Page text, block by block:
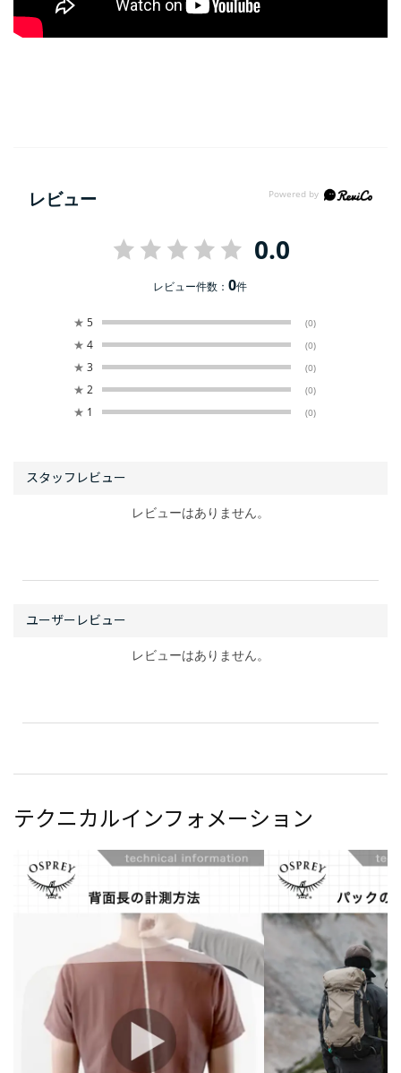
レビュー
0.0
レビュー件数：0件
★ 5 (0)
★ 4 (0)
★ 3 (0)
★ 2 (0)
★ 1 (0)
レビューはありません。
レビューはありません。
テクニカルインフォメーション